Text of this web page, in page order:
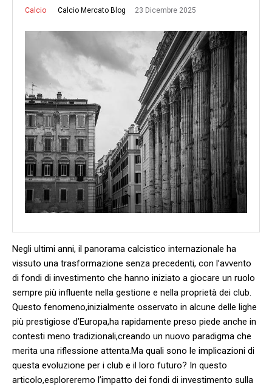
Calcio Calcio Mercato Blog 23 Dicembre 2025
Negli ultimi anni, il panorama calcistico⁣ internazionale ha
vissuto una trasformazione senza precedenti, con l’avvento
di fondi di investimento che‍ hanno iniziato a giocare un ⁣ruolo
sempre più influente ⁤nella gestione ‌e‌ nella proprietà ⁣dei club.⁢
Questo ‍fenomeno,inizialmente⁢ osservato in alcune delle lighe
più prestigiose d’Europa,ha rapidamente preso piede anche in
contesti meno tradizionali,creando un⁣ nuovo⁣ paradigma ‌che
merita una ⁤riflessione attenta.Ma quali sono le implicazioni di
questa ​evoluzione ⁢per i club e ​il loro futuro? ⁢In questo
articolo,esploreremo l’impatto ⁢dei⁤ fondi di ⁢investimento sulla